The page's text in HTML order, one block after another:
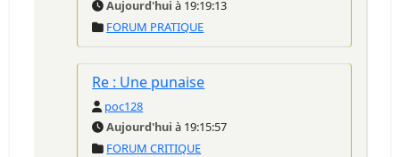
Aujourd'hui à 19:19:13
FORUM PRATIQUE
Re : Une punaise
poc128
Aujourd'hui à 19:15:57
FORUM CRITIQUE